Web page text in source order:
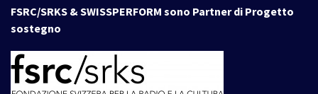
FSRC/SRKS & SWISSPERFORM sono Partner di Progetto
sostegno